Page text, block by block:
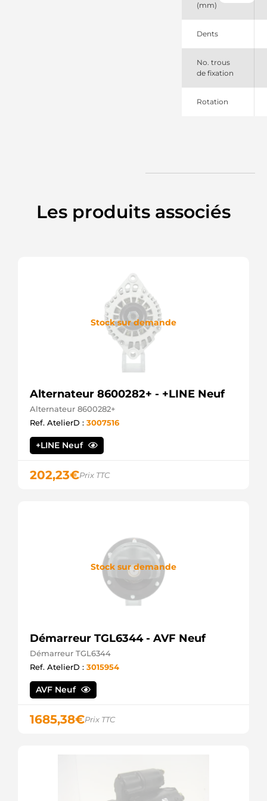
Mahle
(mm)
Dents
No. trous
de fixation
Rotation
Les produits associés
Stock sur demande
Alternateur 8600282+ - +LINE Neuf
Alternateur 8600282+
Ref. AtelierD : 3007516
+LINE Neuf
202,23€Prix TTC
Stock sur demande
Démarreur TGL6344 - AVF Neuf
Démarreur TGL6344
Ref. AtelierD : 3015954
AVF Neuf
1685,38€Prix TTC